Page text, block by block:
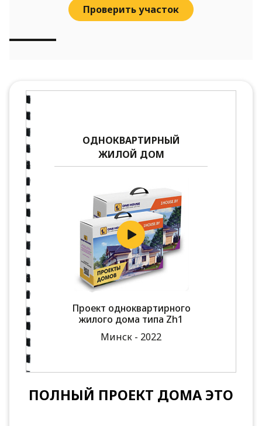
Проверить участок
ОДНОКВАРТИРНЫЙ
ЖИЛОЙ ДОМ
Проект одноквартирного
жилого дома типа Zh1
Минск - 2022
ПОЛНЫЙ ПРОЕКТ ДОМА ЭТО